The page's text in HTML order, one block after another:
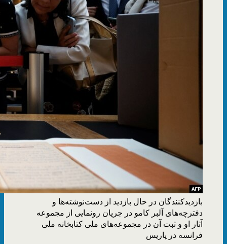
بازدیدکنندگان در حال بازدید از دست‌نوشته‌ها و
دفترچه‌های آلبر کامو در جریان رونمایی از مجموعه
آثار او و ثبت آن در مجموعه‌های ملی کتابخانه ملی
فرانسه در پاریس